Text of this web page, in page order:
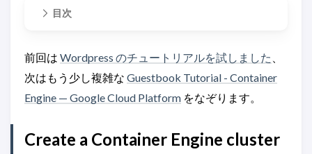
目次
前回は Wordpress のチュートリアルを試しました
次はもう少し複雑な Guestbook Tutorial - Container
Engine — Google Cloud Platform をなぞります。
Create a Container Engine cluster